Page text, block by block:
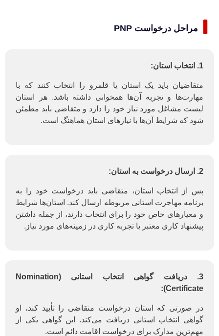
مراحل درخواست PNP
1. انتخاب استان:
متقاضیان باید یک استان یا قلمرو را انتخاب کنند که با
مهارت‌ها و تجربه آن‌ها همخوانی داشته باشد. هر استان
لیست مشاغل مورد نیاز خود را دارد و متقاضی باید مطمئن
شود که شرایط آن‌ها با نیازهای استان هماهنگ است.
2. ارسال درخواست به استان:
پس از انتخاب استان، متقاضی باید درخواست خود را به
برنامه مهاجرت استانی مربوطه ارسال کند. استان‌ها شرایط
و معیارهای خاص خود را برای انتخاب دارند، از جمله داشتن
پیشنهاد کاری معتبر یا تجربه کاری در زمینه‌های مورد نیاز.
3. دریافت گواهی انتخاب استانی (Nomination
Certificate):
در صورتی که استان درخواست متقاضی را تأیید کند، او
گواهی انتخاب استانی دریافت می‌کند. این گواهی یکی از
مهم‌ترین مدارک برای درخواست اقامت دائم است.